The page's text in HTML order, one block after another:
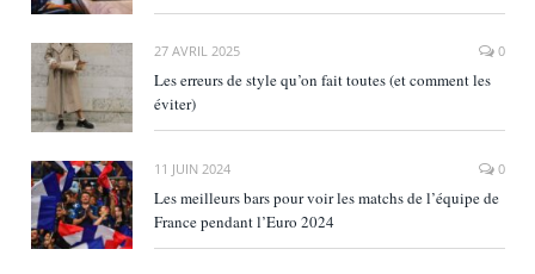
27 AVRIL 2025 0
Les erreurs de style qu’on fait toutes (et comment les
éviter)
11 JUIN 2024 0
Les meilleurs bars pour voir les matchs de l’équipe de
France pendant l’Euro 2024